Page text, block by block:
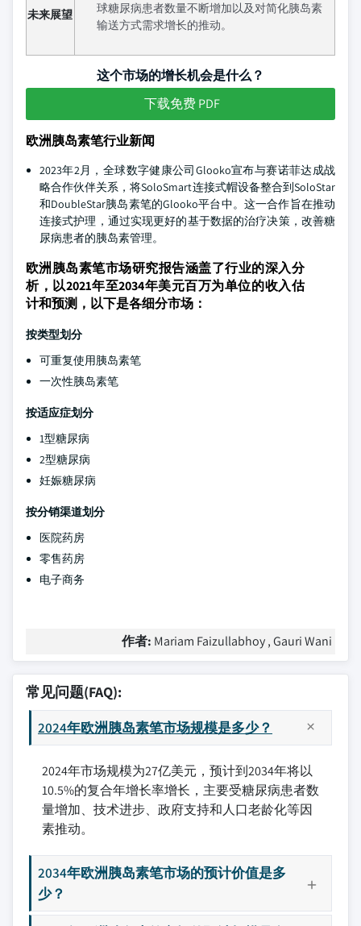
未来展望
球糖尿病患者数量不断增加以及对简化胰岛素
输送方式需求增长的推动。
这个市场的增长机会是什么？
下载免费 PDF
欧洲胰岛素笔行业新闻
2023年2月，全球数字健康公司Glooko宣布与赛诺菲达成战
略合作伙伴关系，将SoloSmart连接式帽设备整合到SoloStar
和DoubleStar胰岛素笔的Glooko平台中。这一合作旨在推动
连接式护理，通过实现更好的基于数据的治疗决策，改善糖
尿病患者的胰岛素管理。
欧洲胰岛素笔市场研究报告涵盖了行业的深入分
析，以2021年至2034年美元百万为单位的收入估
计和预测，以下是各细分市场：
按类型划分
可重复使用胰岛素笔
一次性胰岛素笔
按适应症划分
1型糖尿病
2型糖尿病
妊娠糖尿病
按分销渠道划分
医院药房
零售药房
电子商务
作者: Mariam Faizullabhoy , Gauri Wani
常见问题(FAQ):
2024年欧洲胰岛素笔市场规模是多少？
2024年市场规模为27亿美元，预计到2034年将以
10.5%的复合年增长率增长，主要受糖尿病患者数
量增加、技术进步、政府支持和人口老龄化等因
素推动。
2034年欧洲胰岛素笔市场的预计价值是多
少？